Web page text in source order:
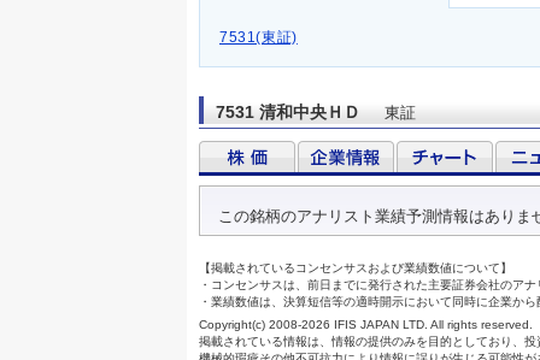
7531(東証)
7531 清和中央ＨＤ 東証